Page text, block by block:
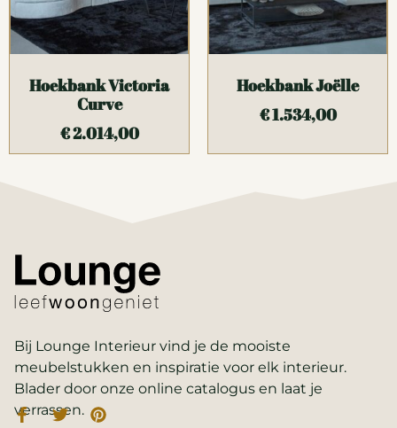
Hoekbank Victoria
Curve
€2.014,00
Hoekbank Joëlle
€1.534,00
Bij Lounge Interieur vind je de mooiste
meubelstukken en inspiratie voor elk interieur.
Blader door onze online catalogus en laat je
verrassen.